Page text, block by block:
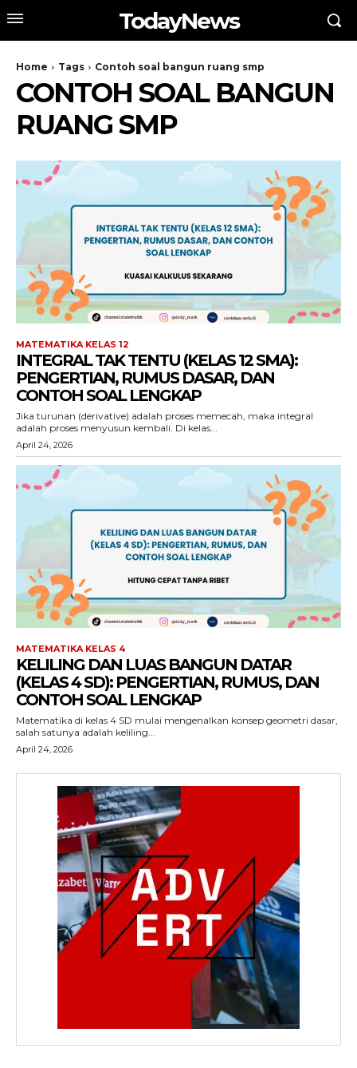
TodayNews
Home Tags Contoh soal bangun ruang smp
CONTOH SOAL BANGUN
RUANG SMP
MATEMATIKA KELAS 12
INTEGRAL TAK TENTU (KELAS 12 SMA):
PENGERTIAN, RUMUS DASAR, DAN
CONTOH SOAL LENGKAP
Jika turunan (derivative) adalah proses memecah, maka integral
adalah proses menyusun kembali. Di kelas...
April 24, 2026
MATEMATIKA KELAS 4
KELILING DAN LUAS BANGUN DATAR
(KELAS 4 SD): PENGERTIAN, RUMUS, DAN
CONTOH SOAL LENGKAP
Matematika di kelas 4 SD mulai mengenalkan konsep geometri dasar,
salah satunya adalah keliling...
April 24, 2026